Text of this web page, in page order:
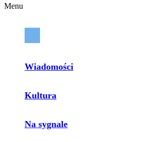
Menu
Wiadomości
Kultura
Na sygnale